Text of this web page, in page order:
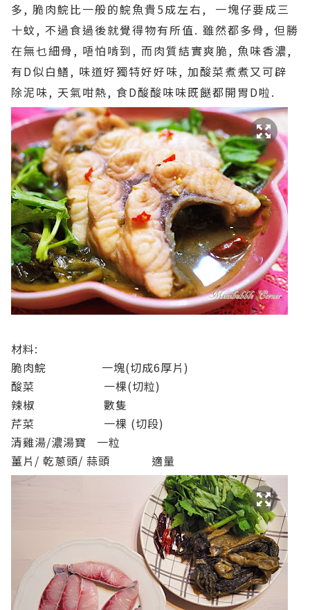
多, 脆肉鯇比一般的鯇魚貴5成左右, 一塊仔要成三
十蚊, 不過食過後就覺得物有所值. 雖然都多骨, 但勝
在無乜細骨, 唔怕啃到, 而肉質結實爽脆, 魚味香濃,
有D似白鱔, 味道好獨特好好味, 加酸菜煮煮又可辟
除泥味, 天氣咁熱, 食D酸酸味味既餸都開胃D啦.
材料:
脆肉鯇 一塊(切成6厚片)
酸菜 一棵(切粒)
辣椒 數隻
芹菜 一棵 (切段)
清雞湯/濃湯寶 一粒
薑片/ 乾蔥頭/ 蒜頭 適量